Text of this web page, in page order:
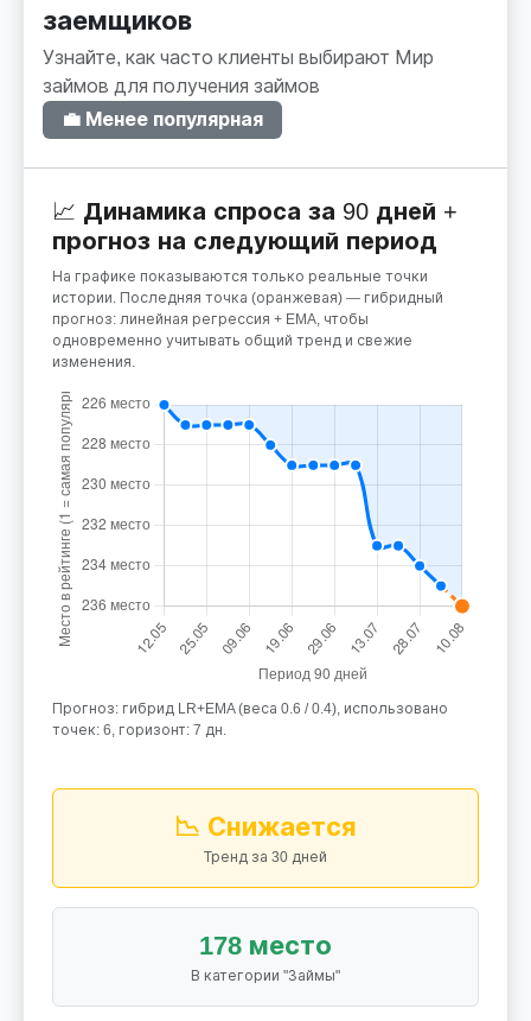
заемщиков
Узнайте, как часто клиенты выбирают Мир
займов для получения займов
💼 Менее популярная
📈 Динамика спроса за 90 дней +
прогноз на следующий период
На графике показываются только реальные точки
истории. Последняя точка (оранжевая) — гибридный
прогноз: линейная регрессия + EMA, чтобы
одновременно учитывать общий тренд и свежие
изменения.
Прогноз: гибрид LR+EMA (веса 0.6 / 0.4), использовано
точек: 6, горизонт: 7 дн.
📉 Снижается
Тренд за 30 дней
178 место
В категории "Займы"